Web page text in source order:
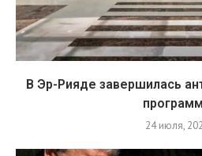
В Эр-Рияде завершилась
24 июля,